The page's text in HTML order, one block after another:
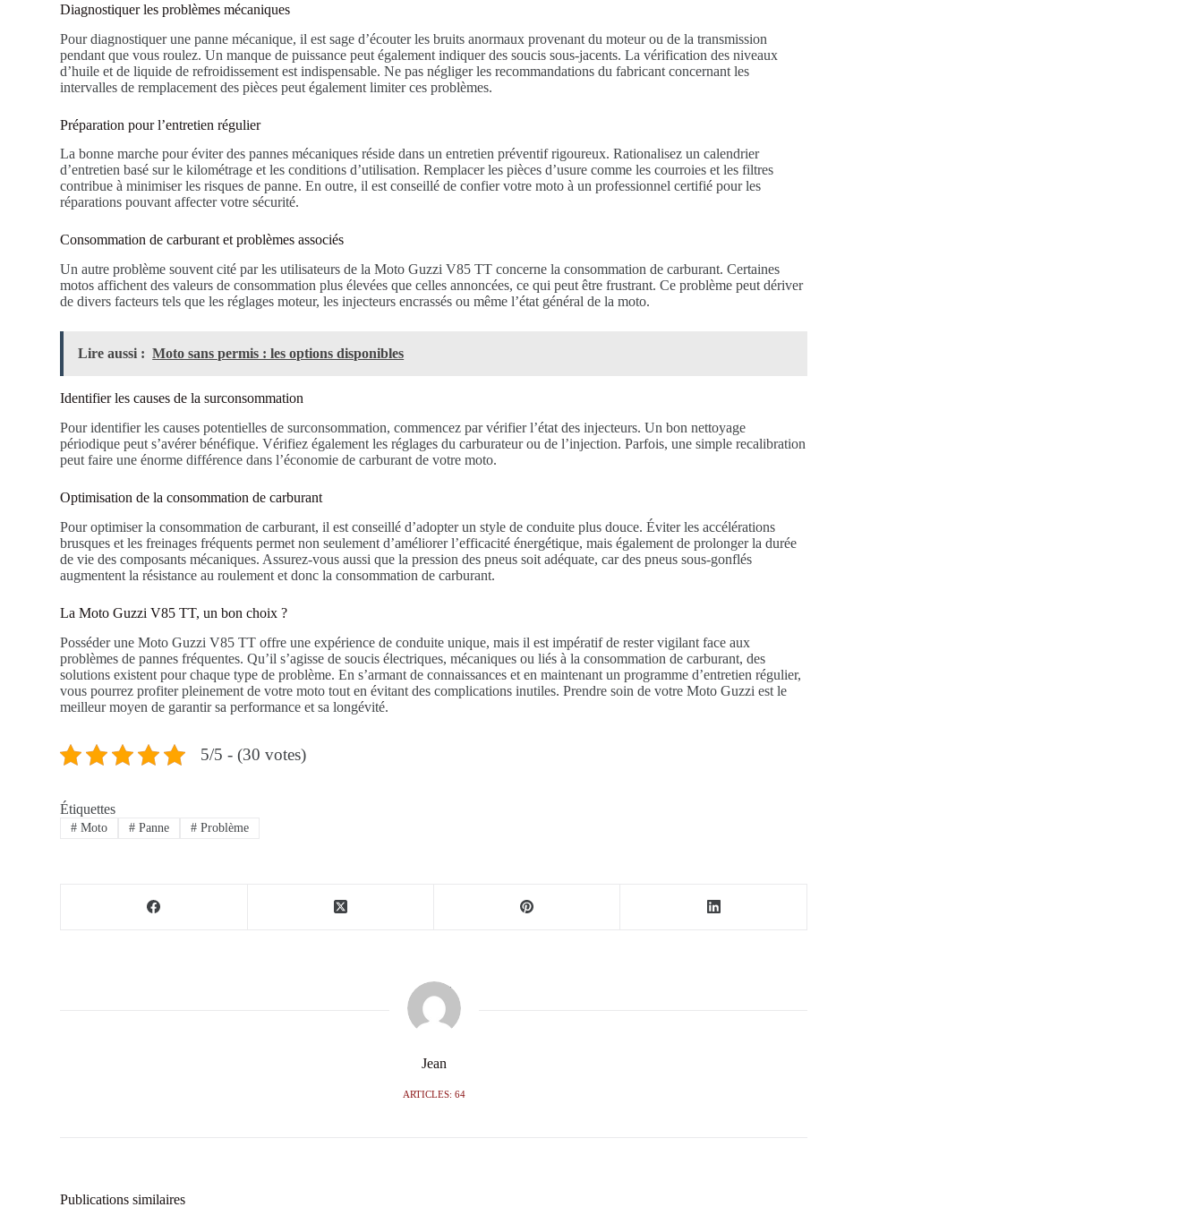
Diagnostiquer les problèmes mécaniques
Pour diagnostiquer une panne mécanique, il est sage d’écouter les bruits anormaux provenant du moteur ou de la transmission
pendant que vous roulez. Un manque de puissance peut également indiquer des soucis sous-jacents. La vérification des niveaux
d’huile et de liquide de refroidissement est indispensable. Ne pas négliger les recommandations du fabricant concernant les
intervalles de remplacement des pièces peut également limiter ces problèmes.
Préparation pour l’entretien régulier
La bonne marche pour éviter des pannes mécaniques réside dans un entretien préventif rigoureux. Rationalisez un calendrier
d’entretien basé sur le kilométrage et les conditions d’utilisation. Remplacer les pièces d’usure comme les courroies et les filtres
contribue à minimiser les risques de panne. En outre, il est conseillé de confier votre moto à un professionnel certifié pour les
réparations pouvant affecter votre sécurité.
Consommation de carburant et problèmes associés
Un autre problème souvent cité par les utilisateurs de la Moto Guzzi V85 TT concerne la consommation de carburant. Certaines
motos affichent des valeurs de consommation plus élevées que celles annoncées, ce qui peut être frustrant. Ce problème peut dériver
de divers facteurs tels que les réglages moteur, les injecteurs encrassés ou même l’état général de la moto.
Lire aussi : Moto sans permis : les options disponibles
Identifier les causes de la surconsommation
Pour identifier les causes potentielles de surconsommation, commencez par vérifier l’état des injecteurs. Un bon nettoyage
périodique peut s’avérer bénéfique. Vérifiez également les réglages du carburateur ou de l’injection. Parfois, une simple recalibration
peut faire une énorme différence dans l’économie de carburant de votre moto.
Optimisation de la consommation de carburant
Pour optimiser la consommation de carburant, il est conseillé d’adopter un style de conduite plus douce. Éviter les accélérations
brusques et les freinages fréquents permet non seulement d’améliorer l’efficacité énergétique, mais également de prolonger la durée
de vie des composants mécaniques. Assurez-vous aussi que la pression des pneus soit adéquate, car des pneus sous-gonflés
augmentent la résistance au roulement et donc la consommation de carburant.
La Moto Guzzi V85 TT, un bon choix ?
Posséder une Moto Guzzi V85 TT offre une expérience de conduite unique, mais il est impératif de rester vigilant face aux
problèmes de pannes fréquentes. Qu’il s’agisse de soucis électriques, mécaniques ou liés à la consommation de carburant, des
solutions existent pour chaque type de problème. En s’armant de connaissances et en maintenant un programme d’entretien régulier,
vous pourrez profiter pleinement de votre moto tout en évitant des complications inutiles. Prendre soin de votre Moto Guzzi est le
meilleur moyen de garantir sa performance et sa longévité.
5/5 - (30 votes)
Étiquettes
# Moto #Panne #Problème
Jean
ARTICLES: 64
Publications similaires